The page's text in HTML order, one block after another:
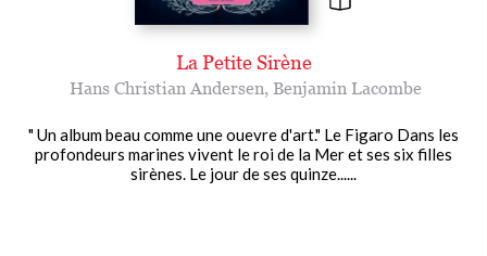
La Petite Sirène
Hans Christian Andersen, Benjamin Lacombe
" Un album beau comme une ouevre d'art." Le Figaro Dans les
profondeurs marines vivent le roi de la Mer et ses six filles
sirènes. Le jour de ses quinze......